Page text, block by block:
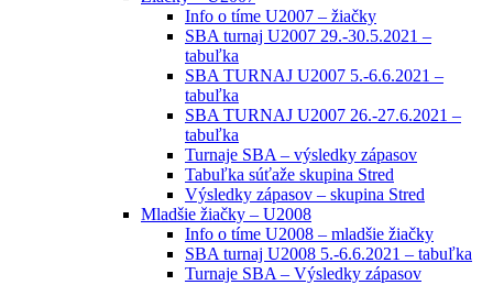
Info o tíme U2007 – žiačky
SBA turnaj U2007 29.-30.5.2021 –
tabuľka
SBA TURNAJ U2007 5.-6.6.2021 –
tabuľka
SBA TURNAJ U2007 26.-27.6.2021 –
tabuľka
Turnaje SBA – výsledky zápasov
Tabuľka súťaže skupina Stred
Výsledky zápasov – skupina Stred
Mladšie žiačky – U2008
Info o tíme U2008 – mladšie žiačky
SBA turnaj U2008 5.-6.6.2021 – tabuľka
Turnaje SBA – Výsledky zápasov